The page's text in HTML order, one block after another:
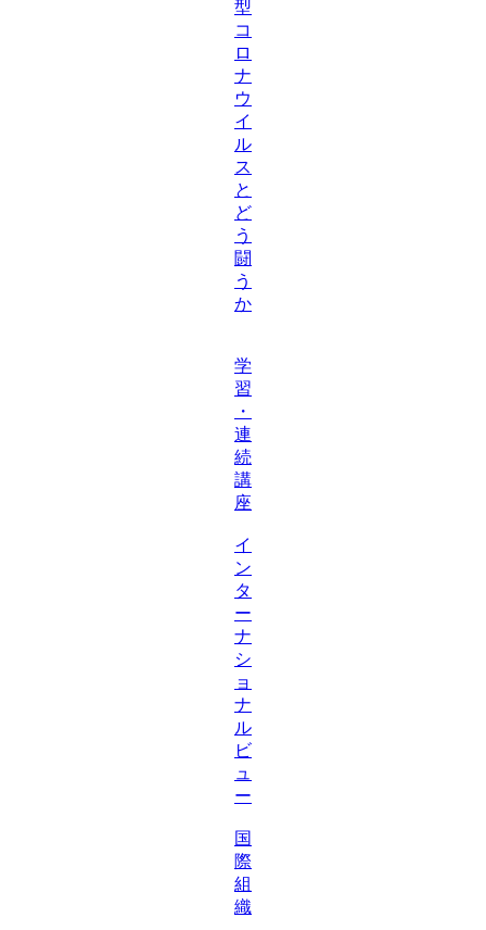
型
コ
ロ
ナ
ウ
イ
ル
ス
と
ど
う
闘
う
か
学
習
・
連
続
講
座
イ
ン
タ
ー
ナ
シ
ョ
ナ
ル
ビ
ュ
ー
国
際
組
織